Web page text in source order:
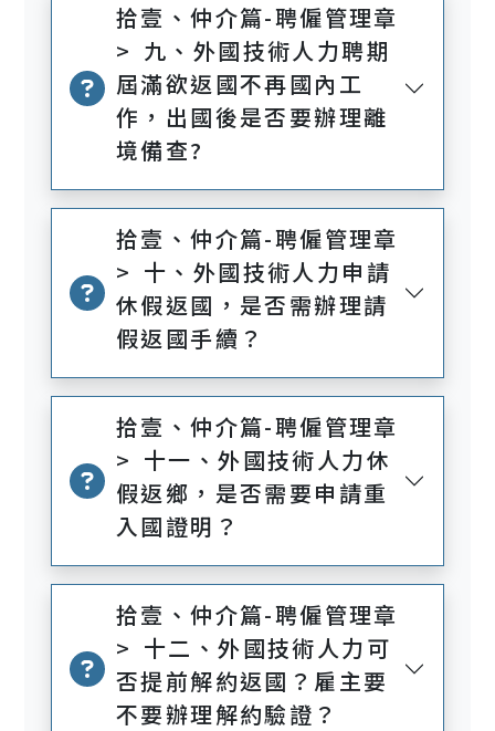
拾壹、仲介篇-聘僱管理章
> 九、外國技術人力聘期
屆滿欲返國不再國內工
作，出國後是否要辦理離
境備查?
拾壹、仲介篇-聘僱管理章
> 十、外國技術人力申請
休假返國，是否需辦理請
假返國手續？
拾壹、仲介篇-聘僱管理章
> 十一、外國技術人力休
假返鄉，是否需要申請重
入國證明？
拾壹、仲介篇-聘僱管理章
> 十二、外國技術人力可
否提前解約返國？雇主要
不要辦理解約驗證？